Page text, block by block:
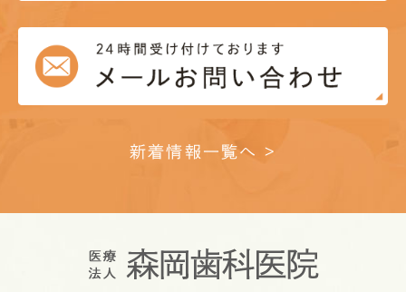
新着情報一覧へ >